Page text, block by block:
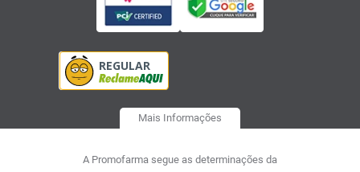
Mais Informações
A Promofarma segue as determinações da